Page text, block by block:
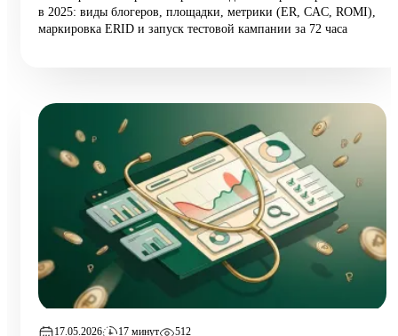
в 2025: виды блогеров, площадки, метрики (ER, CAC, ROMI),
маркировка ERID и запуск тестовой кампании за 72 часа
17.05.2026 17 минут 512